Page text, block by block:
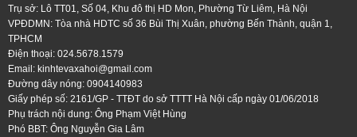
Trụ sở: Lô TT01, Số 04, Khu đô thị HD Mon, Phường Từ Liêm, Hà Nội
VPĐDMN: Tòa nhà HDTC số 36 Bùi Thị Xuân, phường Bến Thành, quận 1,
TPHCM
Điện thoại: 024.5678.1579
Email: kinhtevaxahoi@gmail.com
Đường dây nóng: 0904140983
Giấy phép số: 2161/GP - TTĐT do sở TTTT Hà Nội cấp ngày 01/06/2018
Phụ trách nội dung: Ông Phạm Việt Hùng
Phó BBT: Ông Nguyễn Gia Lâm